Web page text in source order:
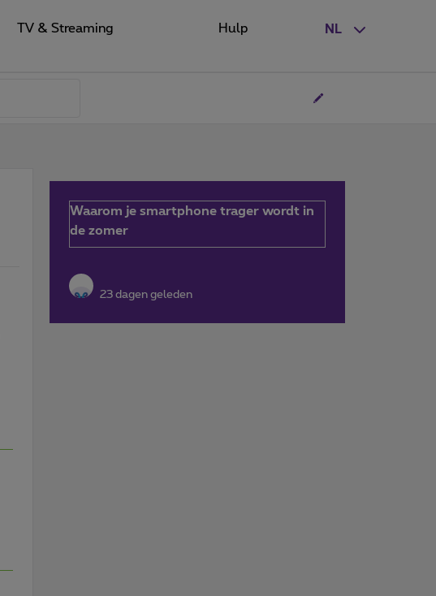
NL
TV & Streaming Hulp
Waarom je smartphone trager wordt in
de zomer
23 dagen geleden